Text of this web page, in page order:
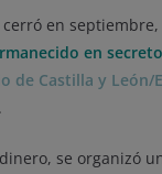
cerró en
en secreto
de Castilla y León/
se organizó